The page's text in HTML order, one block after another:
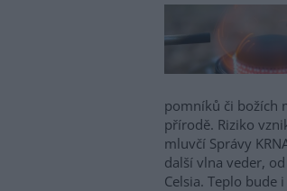
pomníků či božích
přírodě. Riziko
mluvčí Správy
další vlna veder,
Celsia. Teplo bude